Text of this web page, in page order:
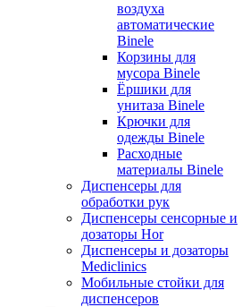
воздуха
автоматические
Binele
Корзины для
мусора Binele
Ёршики для
унитаза Binele
Крючки для
одежды Binele
Расходные
материалы Binele
Диспенсеры для
обработки рук
Диспенсеры сенсорные и
дозаторы Hor
Диспенсеры и дозаторы
Mediclinics
Мобильные стойки для
диспенсеров